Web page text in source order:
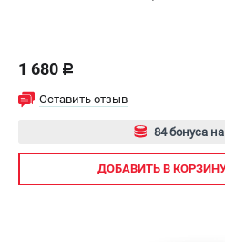
+7 (8112)
1 680 c
Оставить отзыв
84 бонуса на
Авторизуйтесь
ДОБАВИТЬ В